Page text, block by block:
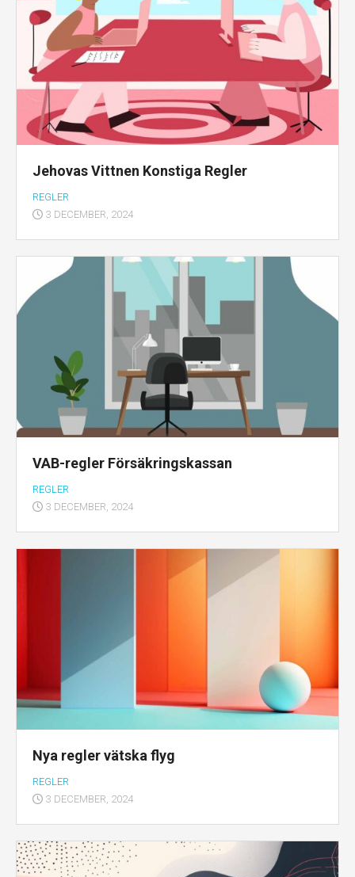
Jehovas Vittnen Konstiga Regler
REGLER
3 DECEMBER, 2024
VAB-regler Försäkringskassan
REGLER
3 DECEMBER, 2024
Nya regler vätska flyg
REGLER
3 DECEMBER, 2024